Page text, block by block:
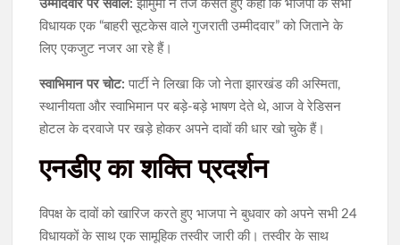
उम्मीदवार पर सवाल: झामुमो ने तंज कसते हुए कहा कि भाजपा के सभी
विधायक एक “बाहरी सूटकेस वाले गुजराती उम्मीदवार” को जिताने के
लिए एकजुट नजर आ रहे हैं।
स्वाभिमान पर चोट: पार्टी ने लिखा कि जो नेता झारखंड की अस्मिता,
स्थानीयता और स्वाभिमान पर बड़े-बड़े भाषण देते थे, आज वे रेडिसन
होटल के दरवाजे पर खड़े होकर अपने दावों की धार खो चुके हैं।
एनडीए का शक्ति प्रदर्शन
विपक्ष के दावों को खारिज करते हुए भाजपा ने बुधवार को अपने सभी 24
विधायकों के साथ एक सामूहिक तस्वीर जारी की। तस्वीर के साथ